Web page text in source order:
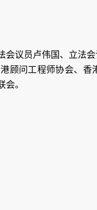
会议员卢伟国、立法
顾问工程师协会、
。